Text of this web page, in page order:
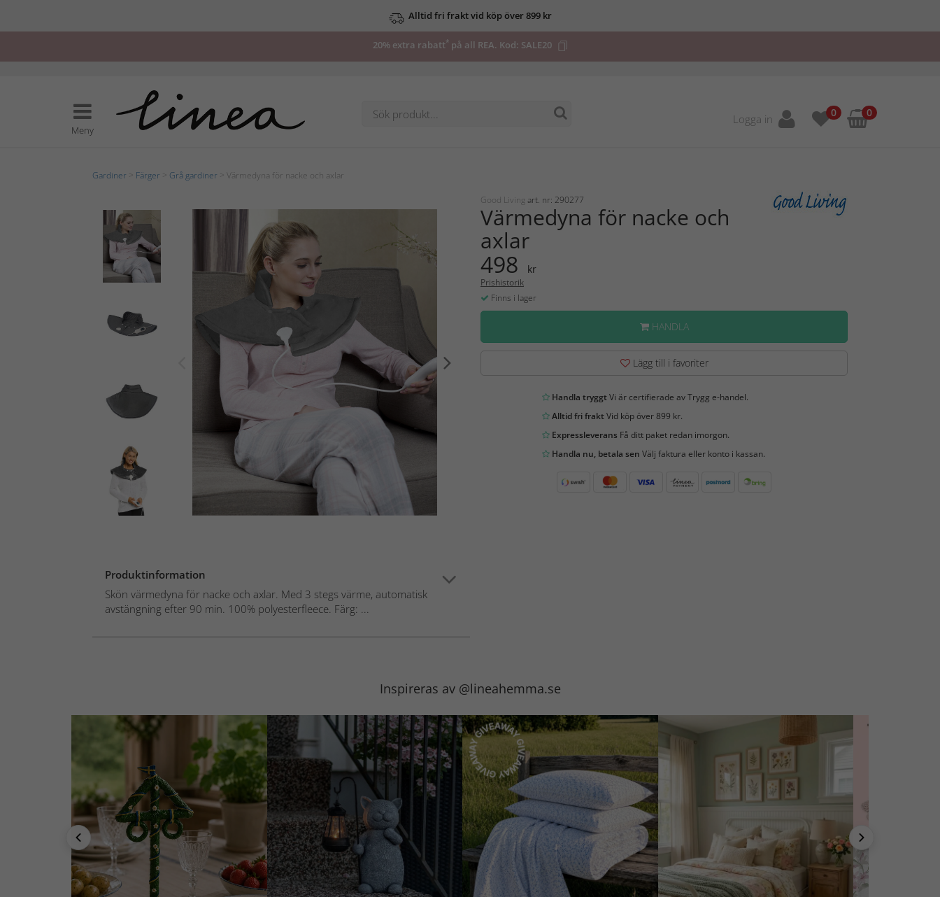
Alltid fri frakt vid köp över 899 kr
20% extra rabatt*på all REA. Kod: SALE20
Meny
Logga in 0 0
Gardiner Färger Grå gardiner > Värmedyna för nacke och axlar
Produktinformation
Skön värmedyna för nacke och axlar. Med 3 stegs värme, automatisk
avstängning efter 90 min. 100% polyesterfleece. Färg: ...
Good Living art. nr: 290277
Värmedyna för nacke och
axlar
498 kr
Prishistorik
Finns i lager
HANDLA
Lägg till i favoriter
Handla tryggtVi är certifierade av Trygg e-handel.
Alltid fri fraktVid köp över 899 kr.
ExpressleveransFå ditt paket redan imorgon.
Handla nu, betala sen Välj faktura eller konto i kassan.
Inspireras av @lineahemma.se